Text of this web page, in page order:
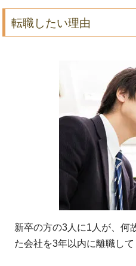
転職したい理由
新卒の方の3人に1人が、何
た会社を3年以内に離職して